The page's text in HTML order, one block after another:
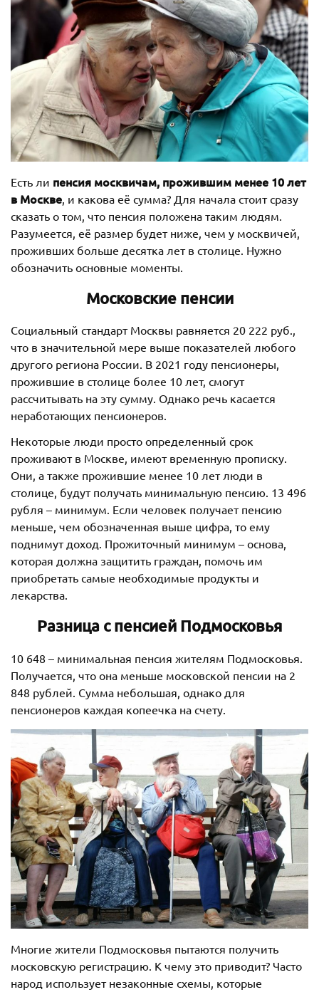
Есть ли пенсия москвичам, прожившим менее 10 лет
в Москве , и какова её сумма? Для начала стоит сразу
сказать о том, что пенсия положена таким людям.
Разумеется, её размер будет ниже, чем у москвичей,
проживших больше десятка лет в столице. Нужно
обозначить основные моменты.
Московские пенсии
Социальный стандарт Москвы равняется 20 222 руб.,
что в значительной мере выше показателей любого
другого региона России. В 2021 году пенсионеры,
прожившие в столице более 10 лет, смогут
рассчитывать на эту сумму. Однако речь касается
неработающих пенсионеров.
Некоторые люди просто определенный срок
проживают в Москве, имеют временную прописку.
Они, а также прожившие менее 10 лет люди в
столице, будут получать минимальную пенсию. 13 496
рубля – минимум. Если человек получает пенсию
меньше, чем обозначенная выше цифра, то ему
поднимут доход. Прожиточный минимум – основа,
которая должна защитить граждан, помочь им
приобретать самые необходимые продукты и
лекарства.
Разница с пенсией Подмосковья
10 648 – минимальная пенсия жителям Подмосковья.
Получается, что она меньше московской пенсии на 2
848 рублей. Сумма небольшая, однако для
пенсионеров каждая копеечка на счету.
Многие жители Подмосковья пытаются получить
московскую регистрацию. К чему это приводит? Часто
народ использует незаконные схемы, которые